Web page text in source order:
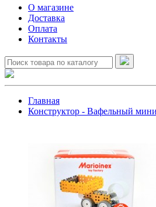
О магазине
Доставка
Оплата
Контакты
Главная
Конструктор - Вафельный